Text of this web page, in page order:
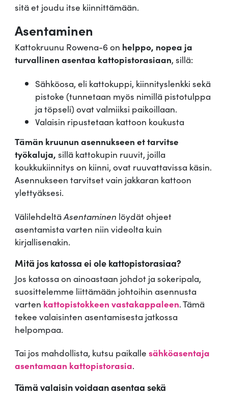
sitä et joudu itse kiinnittämään.
Asentaminen
Kattokruunu Rowena-6 on helppo, nopea ja
turvallinen asentaa kattopistorasiaan, sillä:
Sähköosa, eli kattokuppi, kiinnityslenkki sekä
pistoke (tunnetaan myös nimillä pistotulppa
ja töpseli) ovat valmiiksi paikoillaan.
Valaisin ripustetaan kattoon koukusta
Tämän kruunun asennukseen et tarvitse
työkaluja, sillä kattokupin ruuvit, joilla
koukkukiinnitys on kiinni, ovat ruuvattavissa käsin.
Asennukseen tarvitset vain jakkaran kattoon
ylettyäksesi.
VälilehdeltäAsentaminen löydät ohjeet
asentamista varten niin videolta kuin
kirjallisenakin.
Mitä jos katossa ei ole kattopistorasiaa?
Jos katossa on ainoastaan johdot ja sokeripala,
suosittelemme liittämään johtoihin asennusta
varten kattopistokkeen vastakappaleen. Tämä
tekee valaisinten asentamisesta jatkossa
helpompaa.
Tai jos mahdollista, kutsu paikalle sähköasentaja
asentamaan kattopistorasia.
Tämä valaisin voidaan asentaa sekä